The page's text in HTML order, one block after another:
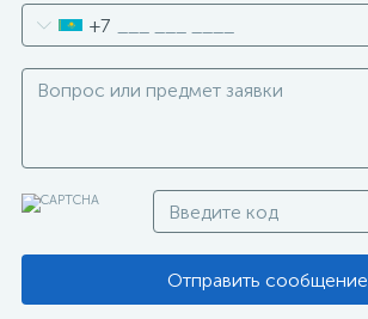
+7
Отправить сообщение